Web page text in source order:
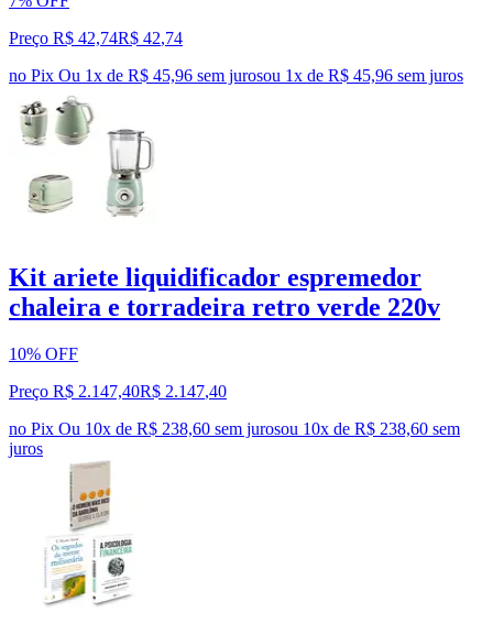
Preço R$ 42,74R$ 42,74
no Pix Ou 1x de R$ 45,96 sem jurosou 1x de R$ 45,96 sem juros
Kit ariete liquidificador espremedor
chaleira e torradeira retro verde 220v
10% OFF
Preço R$ 2.147,40R$ 2.147,40
no Pix Ou 10x de R$ 238,60 sem jurosou 10x de R$ 238,60 sem
juros